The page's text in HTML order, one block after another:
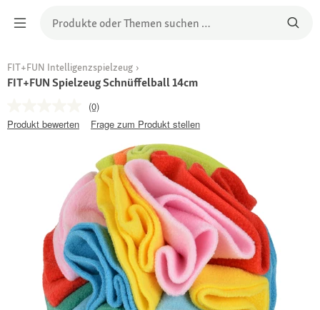
FIT+FUN Intelligenzspielzeug
FIT+FUN Spielzeug Schnüffelball 14cm
(0)
Produkt bewerten
Frage zum Produkt stellen